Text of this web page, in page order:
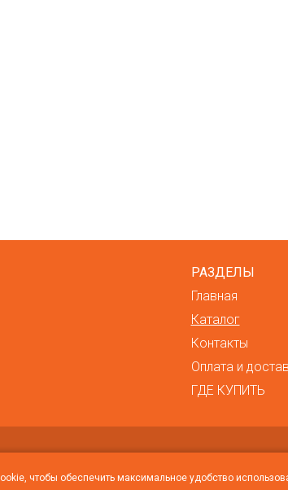
РАЗДЕЛЫ
Главная
Каталог
Контакты
Оплата и
ГДЕ КУПИТЬ
191309126, 16.08.2010, Мингорисполком
чтобы обеспечить максимальное удобство